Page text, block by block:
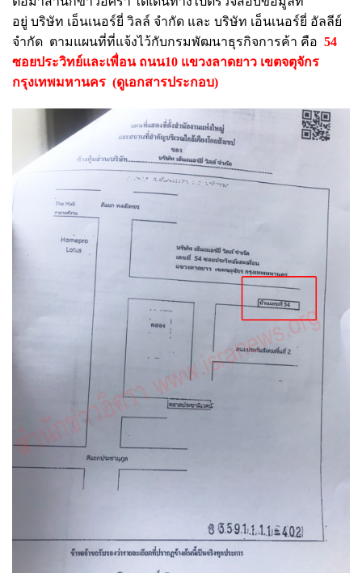
อยู่ บริษัท เอ็นเนอร์ยี่ วิลล์ จำกัด และ บริษัท เอ็นเนอร์ยี่ อัลลีย์
จำกัด ตามแผนที่ที่แจ้งไว้กับกรมพัฒนาธุรกิจการค้า คือ 54
ซอยประวิทย์และเพื่อน ถนน10 แขวงลาดยาว เขตจตุจักร
กรุงเทพมหานคร (ดูเอกสารประกอบ)